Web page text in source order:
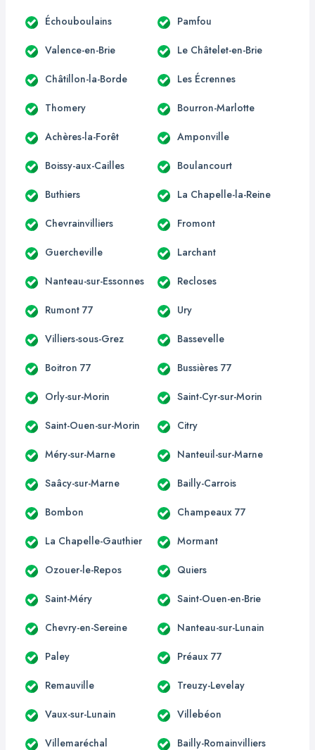
Échouboulains Pamfou
Valence-en-Brie Le Châtelet-en-Brie
Châtillon-la-Borde Les Écrennes
Thomery Bourron-Marlotte
Achères-la-Forêt Amponville
Boissy-aux-Cailles Boulancourt
Buthiers La Chapelle-la-Reine
Chevrainvilliers Fromont
Guercheville Larchant
Nanteau-sur-Essonnes Recloses
Rumont 77 Ury
Villiers-sous-Grez Bassevelle
Boitron 77 Bussières 77
Orly-sur-Morin Saint-Cyr-sur-Morin
Saint-Ouen-sur-Morin Citry
Méry-sur-Marne Nanteuil-sur-Marne
Saâcy-sur-Marne Bailly-Carrois
Bombon Champeaux 77
La Chapelle-Gauthier Mormant
Ozouer-le-Repos Quiers
Saint-Méry Saint-Ouen-en-Brie
Chevry-en-Sereine Nanteau-sur-Lunain
Paley Préaux 77
Remauville Treuzy-Levelay
Vaux-sur-Lunain Villebéon
Villemaréchal Bailly-Romainvilliers